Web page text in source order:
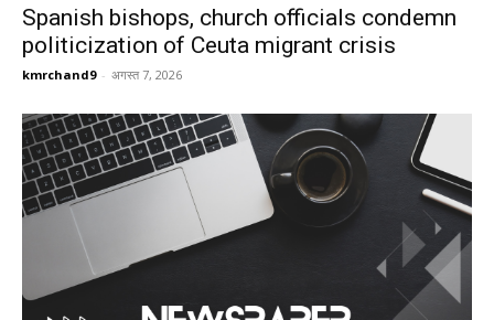
Spanish bishops, church officials condemn
politicization of Ceuta migrant crisis
kmrchand9 - अगस्त 7, 2026